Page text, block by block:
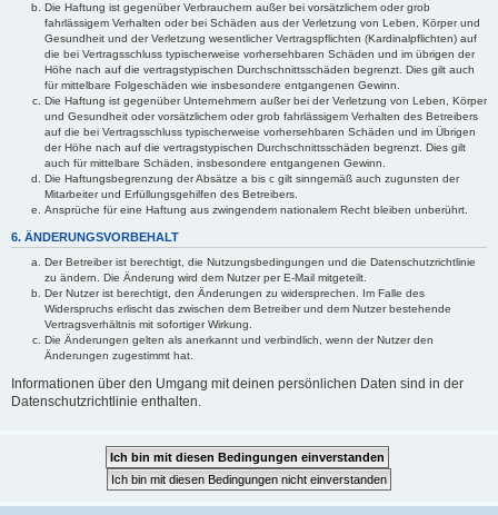
Die Haftung ist gegenüber Verbrauchern außer bei vorsätzlichem oder grob
fahrlässigem Verhalten oder bei Schäden aus der Verletzung von Leben, Körper und
Gesundheit und der Verletzung wesentlicher Vertragspflichten (Kardinalpflichten) auf
die bei Vertragsschluss typischerweise vorhersehbaren Schäden und im übrigen der
Höhe nach auf die vertragstypischen Durchschnittsschäden begrenzt. Dies gilt auch
für mittelbare Folgeschäden wie insbesondere entgangenen Gewinn.
Die Haftung ist gegenüber Unternehmern außer bei der Verletzung von Leben, Körper
und Gesundheit oder vorsätzlichem oder grob fahrlässigem Verhalten des Betreibers
auf die bei Vertragsschluss typischerweise vorhersehbaren Schäden und im Übrigen
der Höhe nach auf die vertragstypischen Durchschnittsschäden begrenzt. Dies gilt
auch für mittelbare Schäden, insbesondere entgangenen Gewinn.
Die Haftungsbegrenzung der Absätze a bis c gilt sinngemäß auch zugunsten der
Mitarbeiter und Erfüllungsgehilfen des Betreibers.
Ansprüche für eine Haftung aus zwingendem nationalem Recht bleiben unberührt.
6. ÄNDERUNGSVORBEHALT
Der Betreiber ist berechtigt, die Nutzungsbedingungen und die Datenschutzrichtlinie
zu ändern. Die Änderung wird dem Nutzer per E-Mail mitgeteilt.
Der Nutzer ist berechtigt, den Änderungen zu widersprechen. Im Falle des
Widerspruchs erlischt das zwischen dem Betreiber und dem Nutzer bestehende
Vertragsverhältnis mit sofortiger Wirkung.
Die Änderungen gelten als anerkannt und verbindlich, wenn der Nutzer den
Änderungen zugestimmt hat.
Informationen über den Umgang mit deinen persönlichen Daten sind in der
Datenschutzrichtlinie enthalten.